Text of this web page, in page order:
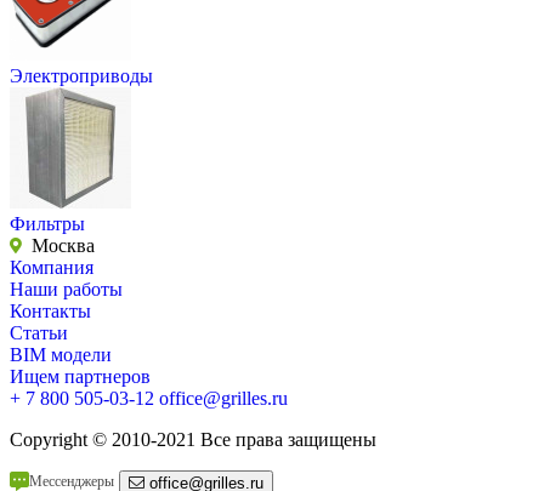
Электроприводы
Фильтры
Москва
Компания
Наши работы
Контакты
Статьи
BIM модели
Ищем партнеров
+ 7 800 505-03-12 office@grilles.ru
Copyright © 2010-2021 Все права защищены
Мессенджеры office@grilles.ru